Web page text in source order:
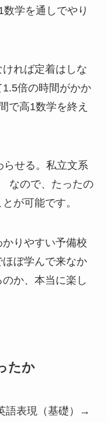
学を通しでやり
れば定着はしな
倍の時間がかか
で高1数学を終え
せる。私立文系
なので、たったの
が可能です。
りやすい予備校
ぼ学んで来なか
か、本当に楽し
たか
語表現（基礎）→